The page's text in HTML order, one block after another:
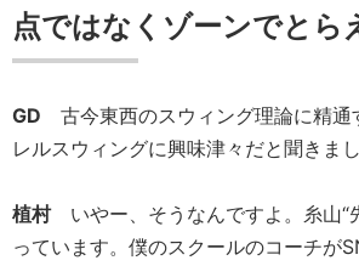
点ではなくゾーンでとら
GD 古今東西のスウィング理論に精通
レルスウィングに興味津々だと聞きまし
植村 いやー、そうなんですよ。糸山“
っています。僕のスクールのコーチが